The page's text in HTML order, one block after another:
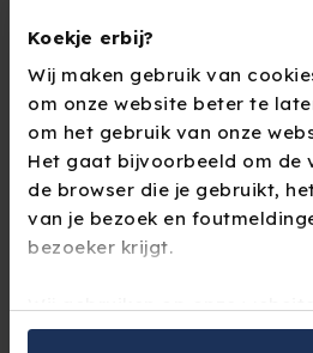
Koekje erbij?
Wij maken gebruik van
om onze website beter te
om het gebruik van onze
Het gaat bijvoorbeeld om de
de browser die je gebruikt,
van je bezoek en
bezoeker krijgt.
Wij gebruiken op onze
trackingcookies. Dit zijn